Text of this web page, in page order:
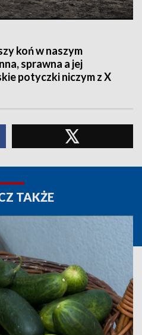
koń w naszym
sprawna a jej
potyczki niczym z X
TAKŻE